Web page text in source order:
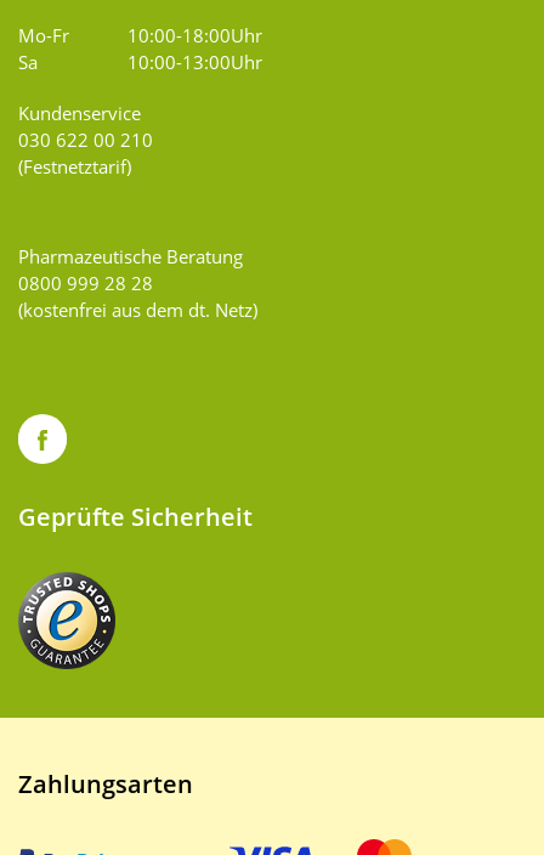
Mo-Fr
10:00-18:00Uhr
Sa
10:00-13:00Uhr
Kundenservice
030 622 00 210
(Festnetztarif)
Pharmazeutische Beratung
0800 999 28 28
(kostenfrei aus dem dt. Netz)
Geprüfte Sicherheit
Zahlungsarten